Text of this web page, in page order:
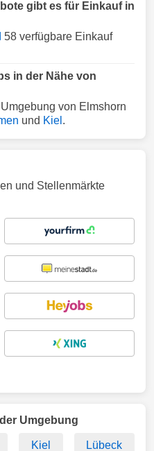
gibt es für Einkauf in
58 verfügbare Einkauf
in der Nähe von
von Elmshorn
und Kiel .
und Stellenmärkte
Umgebung
Kiel Lübeck